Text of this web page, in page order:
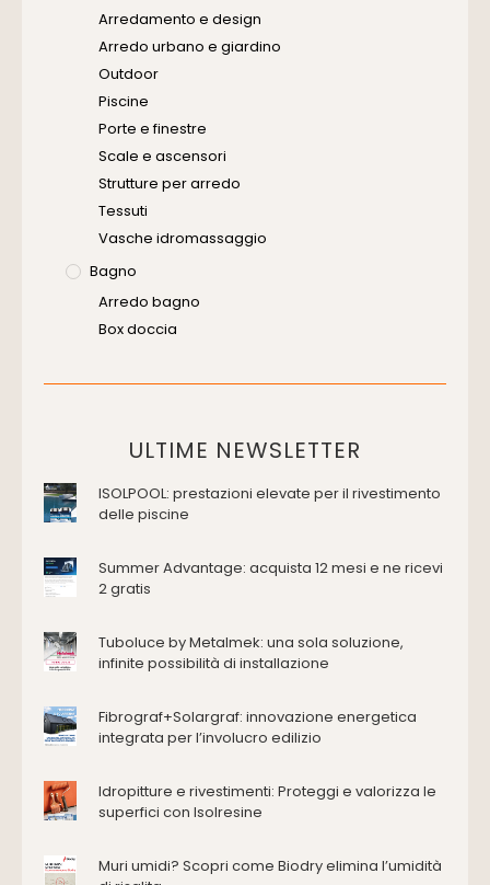
Arredamento e design
Arredo urbano e giardino
Outdoor
Piscine
Porte e finestre
Scale e ascensori
Strutture per arredo
Tessuti
Vasche idromassaggio
Bagno
Arredo bagno
Box doccia
Placche di comando per wc
Domotica Ed Impianti Elettrici
Edilizia
Antincendio e sicurezza
Attrezzature manuali
Cappe d'aspirazione
Consolidamento
Deumidificazione
Energie rinnovabili
Ferramenta e fissaggi
Impianti idrici e depurazione
ULTIME NEWSLETTER
ISOLPOOL: prestazioni elevate per il rivestimento
delle piscine
Summer Advantage: acquista 12 mesi e ne ricevi
2 gratis
Tuboluce by Metalmek: una sola soluzione,
infinite possibilità di installazione
Fibrograf+Solargraf: innovazione energetica
integrata per l’involucro edilizio
Idropitture e rivestimenti: Proteggi e valorizza le
superfici con Isolresine
Muri umidi? Scopri come Biodry elimina l’umidità